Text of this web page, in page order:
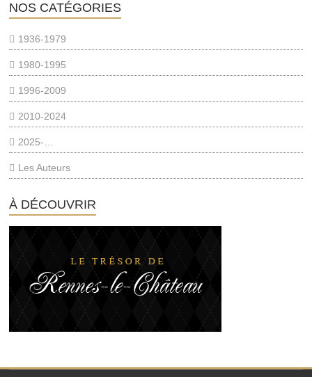
NOS CATÉGORIES
1936-1979
1980-1995
1996-2009
2010-2024
2025-…
Les Auteurs
À DÉCOUVRIR